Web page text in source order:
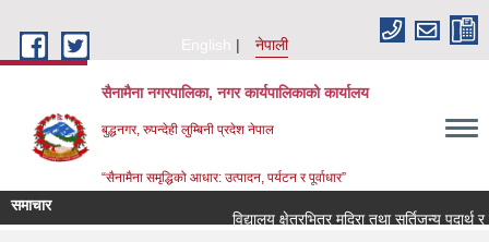
English
नेपाली
सैनामैना नगरपालिका, नगर कार्यपालिकाको कार्यालय
बुद्धनगर, रुपन्देही लुम्बिनी प्रदेश नेपाल
“सैनामैना समृद्धिको आधार: उत्पादन, पर्यटन र पूर्वाधार”
समाचार
विद्यालय क्षेत्रभित्र मदिरा तथा सुर्तिजन्य